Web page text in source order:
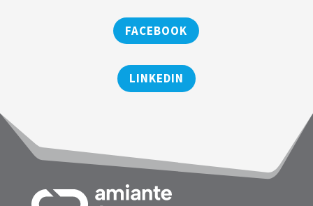
FACEBOOK
LINKEDIN